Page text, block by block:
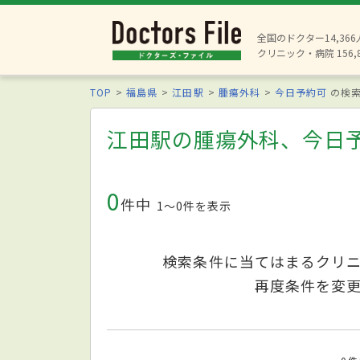
全国のドクター14,366
クリニック・病院
TOP 福島県 江田駅 腫瘍外科 今日予約可 の検
江田駅の腫瘍外科、今日
0件中 1〜0件を表示
検索条件に当てはまるクリ
再度条件を変